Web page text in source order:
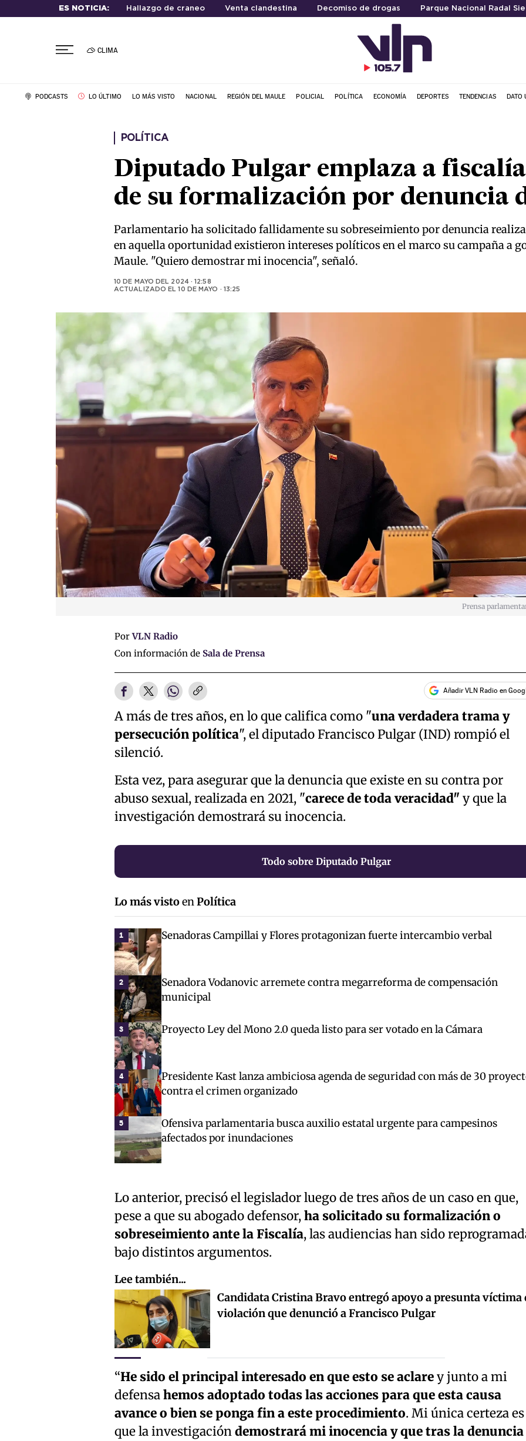
ES NOTICIA: Hallazgo de craneo Venta clandestina Decomiso de drogas Parque Nacional Radal
CLIMA
PODCASTS LO ÚLTIMO LO MÁS VISTO NACIONAL REGIÓN DEL MAULE POLICIAL POLÍTICA ECONOMÍA DEPORTES TENDENCIAS DATO
POLÍTICA
Diputado Pulgar emplaza a
de su formalización por denuncia
Parlamentario ha solicitado fallidamente su sobreseimiento por denuncia
en aquella oportunidad existieron intereses políticos en el marco su campaña a
Maule. "Quiero demostrar mi inocencia", señaló.
10 DE MAYO DEL 2024 · 12:58
ACTUALIZADO EL10 DE MAYO · 13:25
Prensa
PorVLN Radio
Con información de Sala de Prensa
Añadir VLN Radio en
A más de tres años, en lo que califica como "una verdadera trama y
persecución política", el diputado Francisco Pulgar (IND) rompió el
silenció.
Esta vez, para asegurar que la denuncia que existe en su contra por
abuso sexual, realizada en 2021, "carece de toda veracidad" y que la
investigación demostrará su inocencia.
Todo sobre Diputado Pulgar
Lo más vistoenPolítica
1 Senadoras Campillai y Flores protagonizan fuerte intercambio verbal
2
Senadora Vodanovic arremete contra megarreforma de compensación
municipal
3 Proyecto Ley del Mono 2.0 queda listo para ser votado en la Cámara
4
Presidente Kast lanza ambiciosa agenda de seguridad con más de 30
contra el crimen organizado
5
Ofensiva parlamentaria busca auxilio estatal urgente para campesinos
afectados por inundaciones
Lo anterior, precisó el legislador luego de tres años de un caso en que,
pese a que su abogado defensor,ha solicitado su formalización o
sobreseimiento ante la Fiscalía, las audiencias han sido
bajo distintos argumentos.
Lee también...
Candidata Cristina Bravo entregó apoyo a presunta víctima
violación que denunció a Francisco Pulgar
“He sido el principal interesado en que esto se aclarey junto a mi
defensahemos adoptado todas las acciones para que esta causa
avance o bien se ponga fin a este procedimiento. Mi única certeza es
que la investigacióndemostrará mi inocencia y que tras la denuncia